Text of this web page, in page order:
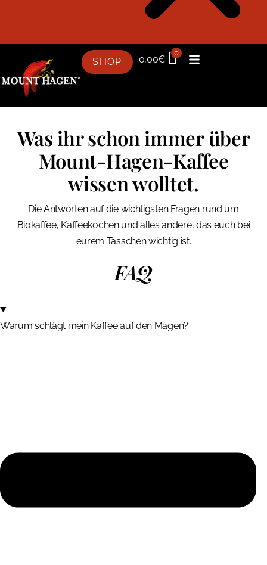
SHOP 0,00€
0
Was ihr schon immer über
Mount-Hagen-Kaffee
wissen wolltet.
Die Antworten auf die wichtigsten Fragen rund um
Biokaffee, Kaffeekochen und alles andere, das euch bei
eurem Tässchen wichtig ist.
FAQ
Warum schlägt mein Kaffee auf den Magen?